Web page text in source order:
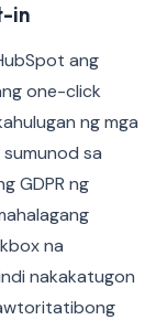
in
ang
one-click
ng mga
sa
GDPR ng
na
nakakatugon